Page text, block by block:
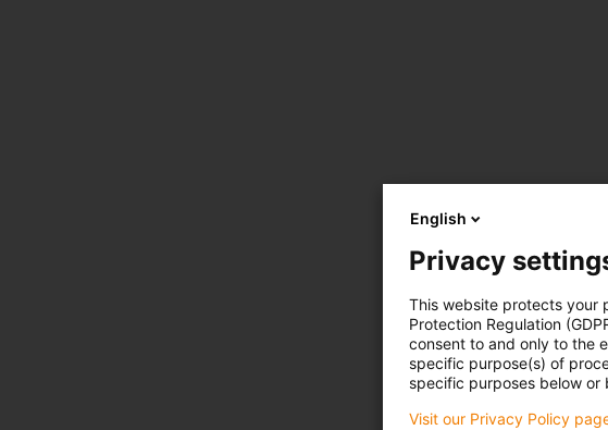
English
Privacy
This website protects your
Protection Regulation
consent to and only to the
specific purpose(s) of
specific purposes below or
Visit our Privacy Policy